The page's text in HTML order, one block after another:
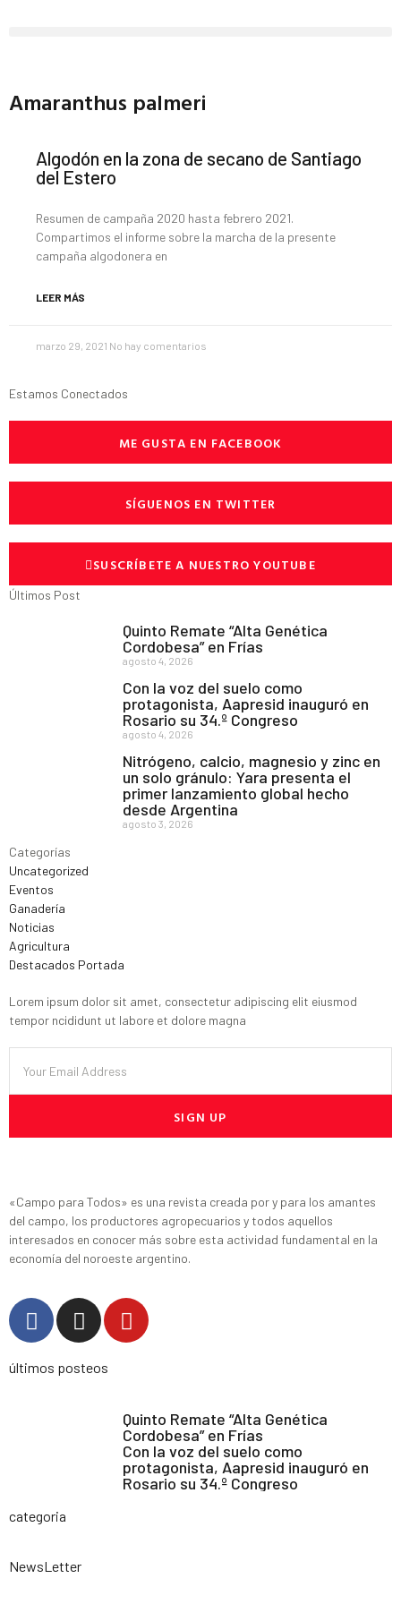
Amaranthus palmeri
Algodón en la zona de secano de Santiago
del Estero
Resumen de campaña 2020 hasta febrero 2021.
Compartimos el informe sobre la marcha de la presente
campaña algodonera en
LEER MÁS
marzo 29, 2021 No hay comentarios
Estamos Conectados
ME GUSTA EN FACEBOOK
SÍGUENOS EN TWITTER
SUSCRÍBETE A NUESTRO YOUTUBE
Últimos Post
Quinto Remate “Alta Genética
Cordobesa” en Frías
agosto 4, 2026
Con la voz del suelo como
protagonista, Aapresid inauguró en
Rosario su 34.º Congreso
agosto 4, 2026
Nitrógeno, calcio, magnesio y zinc en
un solo gránulo: Yara presenta el
primer lanzamiento global hecho
desde Argentina
agosto 3, 2026
Categorías
Uncategorized
Eventos
Ganadería
Noticias
Agricultura
Destacados Portada
Lorem ipsum dolor sit amet, consectetur adipiscing elit eiusmod
tempor ncididunt ut labore et dolore magna
SIGN UP
«Campo para Todos» es una revista creada por y para los amantes
del campo, los productores agropecuarios y todos aquellos
interesados en conocer más sobre esta actividad fundamental en la
economía del noroeste argentino.
últimos posteos
Quinto Remate “Alta Genética
Cordobesa” en Frías
Con la voz del suelo como
protagonista, Aapresid inauguró en
Rosario su 34.º Congreso
categoria
NewsLetter